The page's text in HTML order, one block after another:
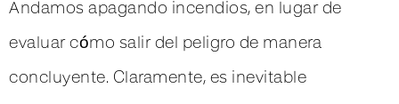
Andamos apagando incendios, en lugar de
evaluar cómo salir del peligro de manera
concluyente. Claramente, es inevitable